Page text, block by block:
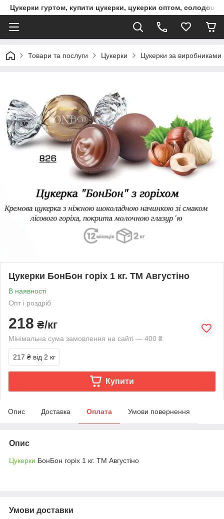
Цукерки гуртом, купити цукерки, цукерки оптом, солодощі
Товари та послуги Цукерки Цукерки за виробниками
Цукерки БонБон горіх 1 кг. ТМ Августіно
В наявності
Опт і роздріб
218 ₴/кг
Мінімальна сума замовлення на сайті — 400 ₴
217 ₴ від 2 кг
Купити
Опис Доставка Оплата Умови повернення
Опис
Цукерки БонБон горіх 1 кг. ТМ Августіно
Умови доставки